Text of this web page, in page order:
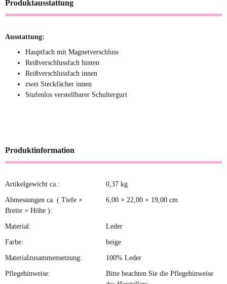
Produktausstattung
Ausstattung:
Hauptfach mit Magnetverschluss
Reißverschlussfach hinten
Reißverschlussfach innen
zwei Steckfächer innen
Stufenlos verstellbarer Schultergurt
Produktinformation
Produkteigenschaft
Wert
Artikelgewicht ca.: 0,37 kg
Abmessungen ca. ( Tiefe ×
Breite × Höhe ):
6,00 × 22,00 × 19,00 cm
Material: Leder
Farbe: beige
Materialzusammensetzung: 100% Leder
Pflegehinweise:
Bitte beachten Sie die Pflegehinweise